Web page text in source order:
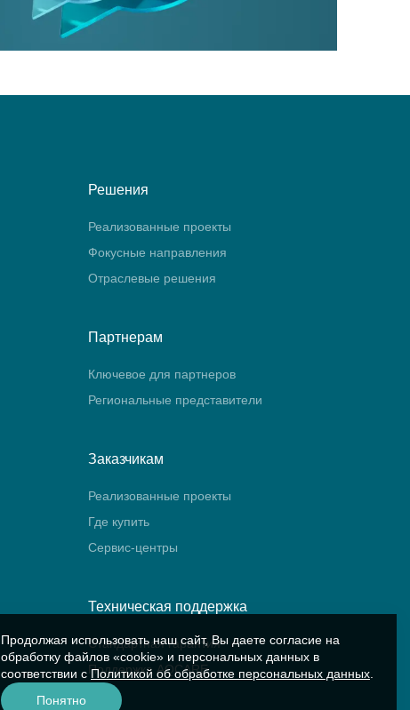
Решения
Реализованные проекты
Фокусные направления
Отраслевые решения
Партнерам
Ключевое для партнеров
Региональные представители
Заказчикам
Реализованные проекты
Где купить
Сервис-центры
Техническая поддержка
Стандартная гарантия
Поддержка AQCARE
Продолжая использовать наш сайт, Вы даете согласие на
обработку файлов «cookie» и персональных данных в
соответствии сПолитикой об обработке персональных данных
Понятно